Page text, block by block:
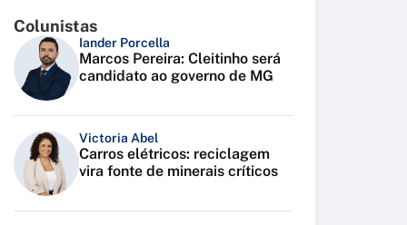
Colunistas
Iander Porcella
Marcos Pereira: Cleitinho será
candidato ao governo de MG
Victoria Abel
Carros elétricos: reciclagem
vira fonte de minerais críticos